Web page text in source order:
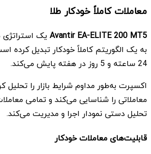
معاملات کاملاً خودکار طلا
Avantir EA-ELITE 200 MT5 یک استراتژی
به یک الگوریتم کاملاً خودکار تبدیل کرده
24 ساعته و 5 روز در هفته پایش می‌کند.
اکسپرت به‌طور مداوم شرایط بازار را
معاملاتی را شناسایی می‌کند و تمامی
تحلیل دستی نمودار اجرا و مدیریت می‌کند.
قابلیت‌های معاملات خودکار